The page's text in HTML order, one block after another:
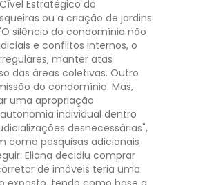
Estratégico do
ou a criação de jardins
silêncio do condomínio não
e conflitos internos, o
manter atas
das áreas coletivas. Outro
do condomínio. Mas,
uma apropriação
individual dentro
desnecessárias",
como pesquisas adicionais
Eliana decidiu comprar
de imóveis teria uma